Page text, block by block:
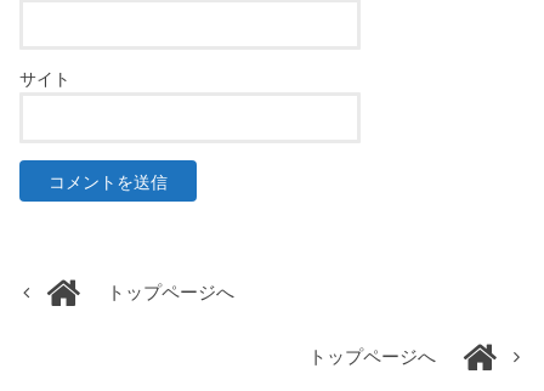
サイト
トップページへ
トップページへ